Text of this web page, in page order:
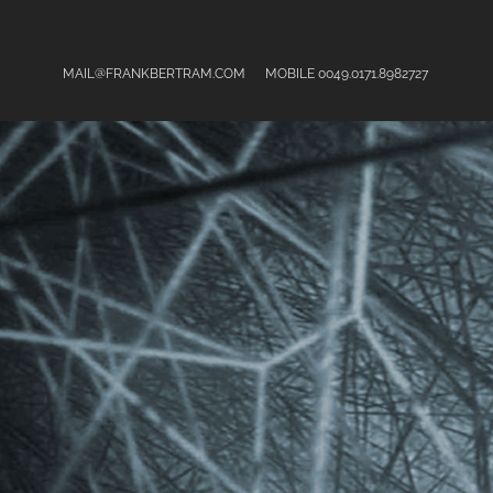
MAIL @FRANKBERTRAM.COM MOBILE 0049.0171.8982727